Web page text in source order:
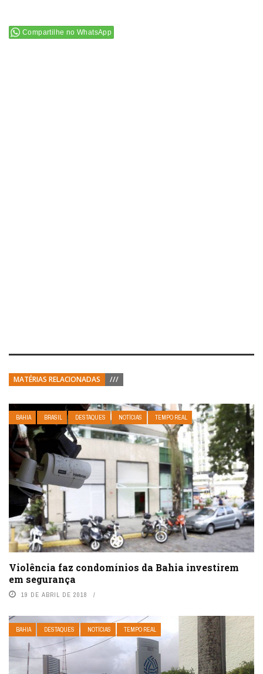
Compartilhe no WhatsApp
MATÉRIAS RELACIONADAS ///
BAHIA BRASIL DESTAQUES NOTÍCIAS TEMPO REAL
Violência faz condomínios da Bahia investirem
em segurança
19 DE ABRIL DE 2018
BAHIA DESTAQUES NOTÍCIAS TEMPO REAL